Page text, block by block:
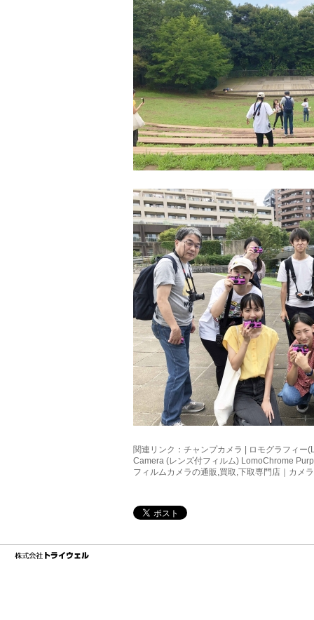
関連リンク： チャンプカメラ | ロモグラフィー
Camera (レンズ付フィルム) LomoChrome
フィルムカメラの通販,買取,下取専門店｜カメ